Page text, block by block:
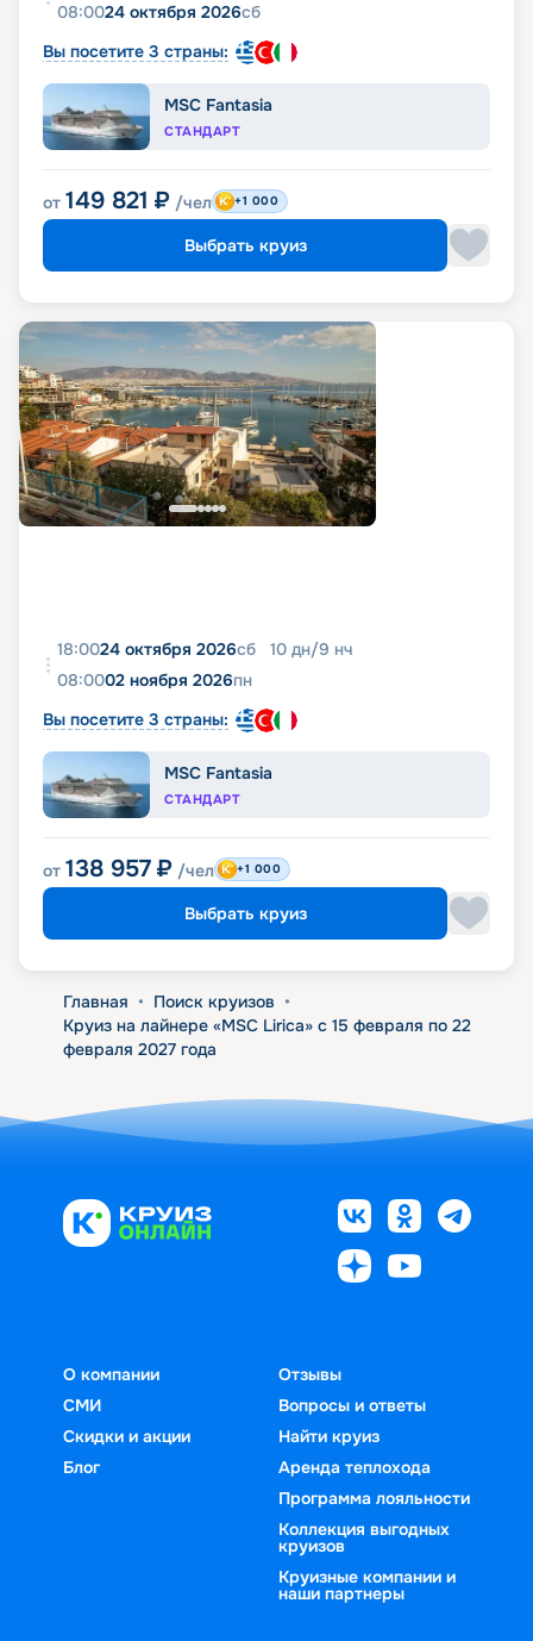
08:0024 октября 2026сб
Вы посетите 3 страны:
MSC Fantasia
СТАНДАРТ
от 149 821 ₽ /чел +1 000
Выбрать круиз
18:0024 октября 2026сб 10 дн/9 нч
08:0002 ноября 2026пн
Вы посетите 3 страны:
MSC Fantasia
СТАНДАРТ
от 138 957 ₽ /чел +1 000
Выбрать круиз
Главная • Поиск круизов •
Круиз на лайнере «MSC Lirica» с 15 февраля по 22
февраля 2027 года
О компании
СМИ
Скидки и акции
Блог
Отзывы
Вопросы и ответы
Найти круиз
Аренда теплохода
Программа лояльности
Коллекция выгодных
круизов
Круизные компании и
наши партнеры